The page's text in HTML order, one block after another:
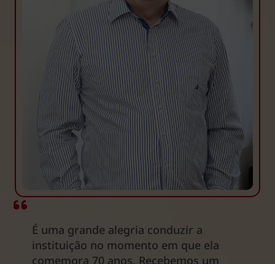
É uma grande alegria conduzir a
instituição no momento em que ela
comemora 70 anos. Recebemos um